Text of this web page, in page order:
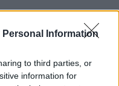
Personal Information
to third parties, or
information for